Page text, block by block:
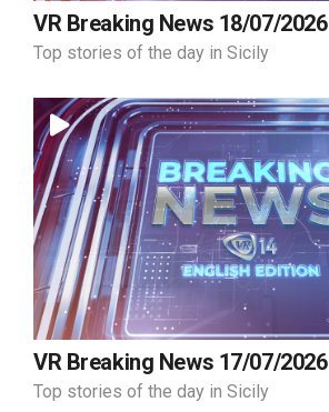
VR Breaking News 18/07/2026
Top stories of the day in Sicily
VR Breaking News 17/07/2026
Top stories of the day in Sicily